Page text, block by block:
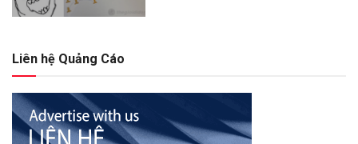
Liên hệ Quảng Cáo